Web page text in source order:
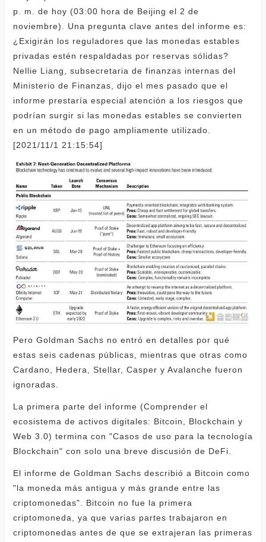
p. m. de hoy (03:00 hora de Beijing el 2 de
noviembre). Una pregunta clave antes del informe es:
¿Exigirán los reguladores que las monedas estables
privadas estén respaldadas por reservas sólidas?
Nellie Liang, subsecretaria de finanzas internas del
Ministerio de Finanzas, dijo el mes pasado que el
informe prestaría especial atención a los riesgos que
podrían surgir si las monedas estables se convierten
en un método de pago ampliamente utilizado.
[2021/11/1 21:15:54]
Pero Goldman Sachs no entró en detalles por qué
estas seis cadenas públicas, mientras que otras como
Cardano, Hedera, Stellar, Casper y Avalanche fueron
ignoradas.
La primera parte del informe (Comprender el
ecosistema de activos digitales: Bitcoin, Blockchain y
Web 3.0) termina con "Casos de uso para la tecnología
Blockchain" con solo una breve discusión de DeFi.
El informe de Goldman Sachs describió a Bitcoin como
"la moneda más antigua y más grande entre las
criptomonedas". Bitcoin no fue la primera
criptomoneda, ya que varias partes trabajaron en
criptomonedas antes de que se extrajeran las primeras